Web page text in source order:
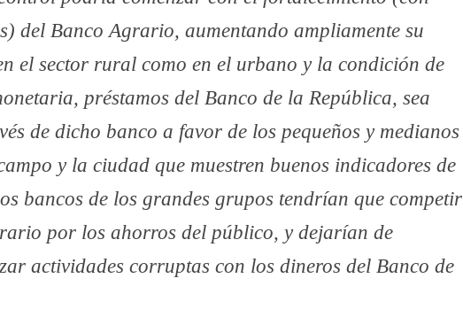
del Banco Agrario, aumentando ampliamente su
el sector rural como en el urbano y la condición de
préstamos del Banco de la República, sea
de dicho banco a favor de los pequeños y medianos
y la ciudad que muestren buenos indicadores de
bancos de los grandes grupos tendrían que competir
por los ahorros del público, y dejarían de
actividades corruptas con los dineros del Banco de